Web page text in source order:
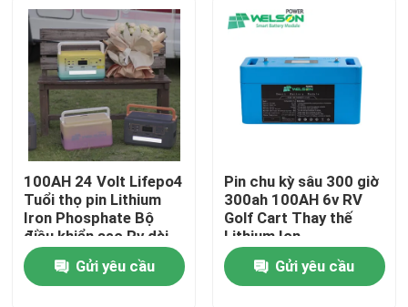
100AH ​​24 Volt Lifepo4
Tuổi thọ pin Lithium
Iron Phosphate Bộ
điều khiển sạc Rv dài
Gửi yêu cầu
Pin chu kỳ sâu 300 giờ
300ah 100AH ​​6v RV
Golf Cart Thay thế
Lithium Ion
Gửi yêu cầu